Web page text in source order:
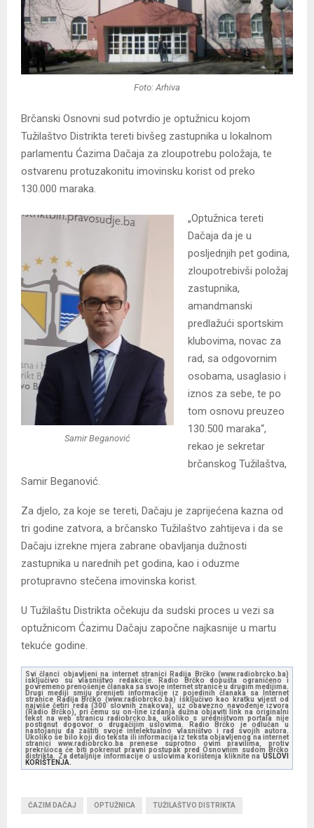
Foto: Arhiva
Brčanski Osnovni sud potvrdio je optužnicu kojom
Tužilaštvo Distrikta tereti bivšeg zastupnika u lokalnom
parlamentu Ćazima Dačaja za zloupotrebu položaja, te
ostvarenu protuzakonitu imovinsku korist od preko
130.000 maraka.
Samir Beganović
„Optužnica tereti
Dačaja da je u
posljednjih pet godina,
zloupotrebivši položaj
zastupnika,
amandmanski
predlažući sportskim
klubovima, novac za
rad, sa odgovornim
osobama, usaglasio i
iznos za sebe, te po
tom osnovu preuzeo
130.500 maraka“,
rekao je sekretar
brčanskog Tužilaštva,
Samir Beganović.
Za djelo, za koje se tereti, Dačaju je zaprijećena kazna od
tri godine zatvora, a brčansko Tužilaštvo zahtijeva i da se
Dačaju izrekne mjera zabrane obavljanja dužnosti
zastupnika u narednih pet godina, kao i oduzme
protupravno stečena imovinska korist.
U Tužilaštu Distrikta očekuju da sudski proces u vezi sa
optužnicom Ćazimu Dačaju započne najkasnije u martu
tekuće godine.
Svi članci objavljeni na internet stranici Radija Brčko (www.radiobrcko.ba)
isključivo su vlasništvo redakcije. Radio Brčko dopušta ograničeno i
povremeno prenošenje članaka sa svoje internet stranice u drugim medijima.
Drugi mediji smiju prenijeti informacije iz pojedinih članaka sa Internet
stranice Radija Brčko (www.radiobrcko.ba) isključivo kao kratku vijest od
najviše četiri reda (300 slovnih znakova), uz obavezno navođenje izvora
(Radio Brčko), pri čemu su on-line izdanja dužna objaviti link na originalni
tekst na web stranicu radiobrcko.ba, ukoliko s uredništvom portala nije
postignut dogovor o drugačijim uslovima. Radio Brčko je odlučan u
nastojanju da zaštiti svoje intelektualno vlasništvo i rad svojih autora.
Ukoliko se bilo koji dio teksta ili informacija iz teksta objavljenog na internet
stranici www.radiobrcko.ba prenese suprotno ovim pravilima, protiv
prekršioca će biti pokrenut pravni postupak pred Osnovnim sudom Brčko
distrikta. Za detaljnije informacije o uslovima korištenja kliknite na USLOVI
KORIŠTENJA.
ĆAZIM DAČAJ OPTUŽNICA TUŽILAŠTVO DISTRIKTA